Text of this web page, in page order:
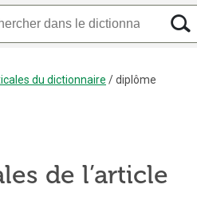
du dictionnaire /diplôme
de l’article